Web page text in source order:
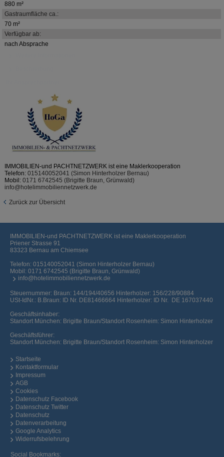
880 m²
Gastraumfläche ca.:
70 m²
Verfügbar ab:
nach Absprache
IMMOBILIEN-und PACHTNETZWERK ist eine Maklerkooperation
Telefon: 015140052041 (Simon Hinterholzer Bernau)
Mobil: 0171 6742545 (Brigitte Braun, Grünwald)
info@hotelimmobiliennetzwerk.de
Zurück zur Übersicht
IMMOBILIEN-und PACHTNETZWERK ist eine Maklerkooperation
Priener Strasse 91
83323 Bernau am Chiemsee
Telefon: 015140052041 (Simon Hinterholzer Bernau)
Mobil: 0171 6742545 (Brigitte Braun, Grünwald)
info@hotelimmobiliennetzwerk.de
Steuernummer: Braun: 144/194/40656 Hinterholzer: 156/228/90884
USt-IdNr.: B.Braun: ID Nr. DE81466664 Hinterholzer: ID Nr. DE 167037440
Geschäftsinhaber:
Standort München: Brigitte Braun/Standort Rosenheim: Simon Hinterholzer
Geschäftsführer:
Standort München: Brigitte Braun/Standort Rosenheim: Simon Hinterholzer
Startseite
Kontaktformular
Impressum
AGB
Cookies
Datenschutz Facebook
Datenschutz Twitter
Datenschutz
Datenverarbeitung
Google Analytics
Widerrufsbelehrung
Social Bookmarks: